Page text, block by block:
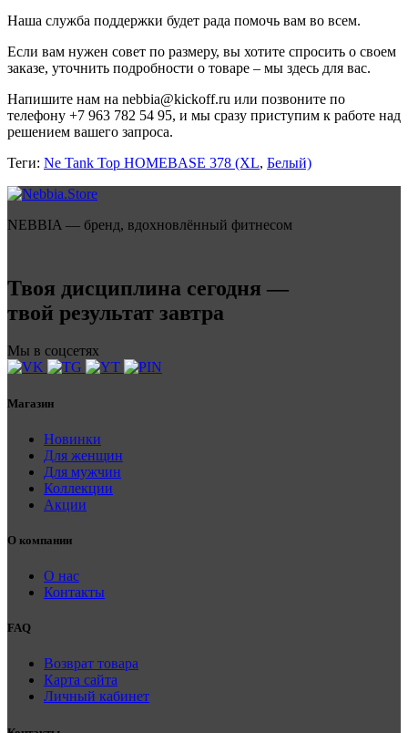
Наша служба поддержки будет рада помочь вам во всем.
Если вам нужен совет по размеру, вы хотите спросить о своем
заказе, уточнить подробности о товаре – мы здесь для вас.
Напишите нам на nebbia@kickoff.ru или позвоните по
телефону +7 963 782 54 95, и мы сразу приступим к работе над
решением вашего запроса.
Теги: Ne Tank Top HOMEBASE 378 (XL, Белый)
NEBBIA — бренд, вдохновлённый фитнесом
Твоя дисциплина сегодня —
твой результат завтра
Мы в соцсетях
Магазин
Новинки
Для женщин
Для мужчин
Коллекции
Акции
О компании
О нас
Контакты
FAQ
Возврат товара
Карта сайта
Личный кабинет